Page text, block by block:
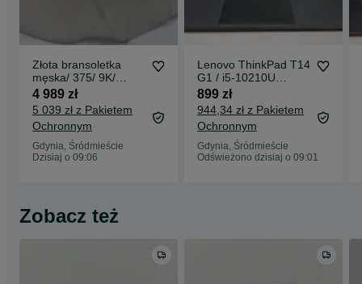
Złota bransoletka
męska/ 375/ 9K/
19.96 gram/ 24cm/
Pancerka/ Anglia XX
wiek/ pełna
4 989 zł
5 039 zł z Pakietem
Ochronnym
Gdynia, Śródmieście
Dzisiaj o 09:06
Lenovo ThinkPad T14
G1 / i5-10210U
1.60GHz / 16GB
2666Mhz DDR4 /
UHD Graphics /
256GB M2 / 14' FHD
TFT IPS / Grade A- /
Gwarancja 12
899 zł
944,34 zł z Pakietem
Ochronnym
Gdynia, Śródmieście
Odświeżono dzisiaj o 09:01
Zobacz też